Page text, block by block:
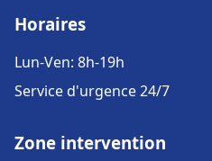
Horaires
Lun-Ven: 8h-19h
Service d'urgence 24/7
Zone intervention